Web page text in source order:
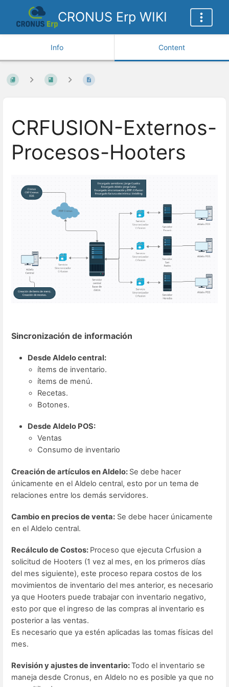
CRONUS Erp WIKI
Info Content
CRFUSION-Externos-
Procesos-Hooters
Sincronización de información
Desde Aldelo central:
ítems de inventario.
ítems de menú.
Recetas.
Botones.
Desde Aldelo POS:
Ventas
Consumo de inventario
Creación de artículos en Aldelo: Se debe hacer
únicamente en el Aldelo central, esto por un tema de
relaciones entre los demás servidores.
Cambio en precios de venta: Se debe hacer únicamente
en el Aldelo central.
Recálculo de Costos: Proceso que ejecuta Crfusion a
solicitud de Hooters (1 vez al mes, en los primeros días
del mes siguiente), este proceso repara costos de los
movimientos de inventario del mes anterior, es necesario
ya que Hooters puede trabajar con inventario negativo,
esto por que el ingreso de las compras al inventario es
posterior a las ventas.
Es necesario que ya estén aplicadas las tomas físicas del
mes.
Revisión y ajustes de inventario:Todo el inventario se
maneja desde Cronus, en Aldelo no es posible ya que no